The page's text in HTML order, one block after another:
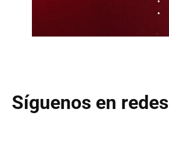
Síguenos en